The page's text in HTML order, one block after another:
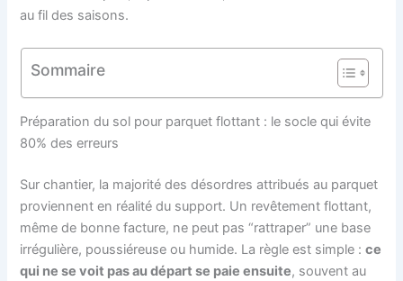
au fil des saisons.
Sommaire
Préparation du sol pour parquet flottant : le socle qui évite
80% des erreurs
Sur chantier, la majorité des désordres attribués au parquet
proviennent en réalité du support. Un revêtement flottant,
même de bonne facture, ne peut pas “rattraper” une base
irrégulière, poussiéreuse ou humide. La règle est simple :ce
qui ne se voit pas au départ se paie ensuite, souvent au